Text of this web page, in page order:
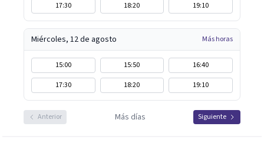
17:30
18:20 19:10
Miércoles, 12 de agosto Más horas
15:00 15:50
16:40
17:30
18:20 19:10
Anterior Más días Siguiente